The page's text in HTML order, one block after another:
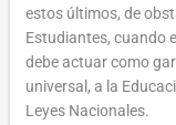
estos últimos, de
Estudiantes, cuando
debe actuar como
universal, a la
Leyes Nacionales.